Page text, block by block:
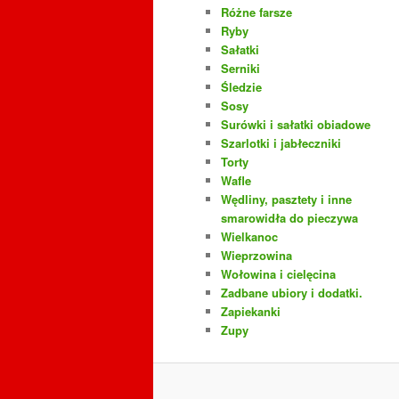
Różne farsze
Ryby
Sałatki
Serniki
Śledzie
Sosy
Surówki i sałatki obiadowe
Szarlotki i jabłeczniki
Torty
Wafle
Wędliny, pasztety i inne
smarowidła do pieczywa
Wielkanoc
Wieprzowina
Wołowina i cielęcina
Zadbane ubiory i dodatki.
Zapiekanki
Zupy